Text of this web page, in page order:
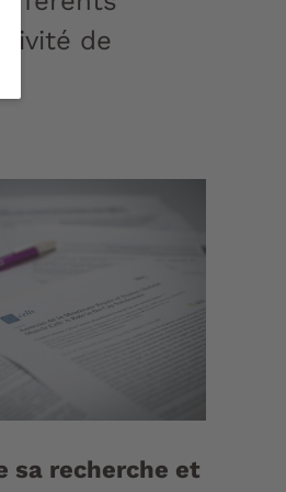
de
sa recherche et